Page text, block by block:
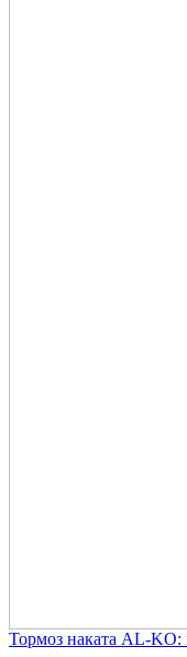
Тормоз наката AL-KO: